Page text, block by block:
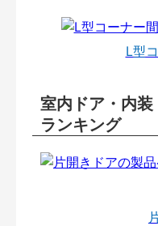
L型
室内ドア・内
ランキング